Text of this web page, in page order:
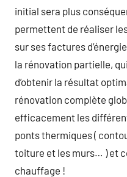
initial sera plus
permettent de réaliser
sur ses factures
la rénovation partielle,
d’obtenir la résultat
rénovation complète
efficacement les
ponts thermiques (
toiture et les murs… ) et
chauffage !